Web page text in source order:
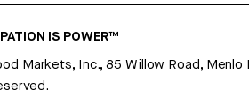
IS POWER™
Markets, Inc., 85 Willow Road,